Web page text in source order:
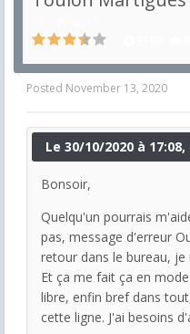
Posted November 13, 2020
Le 30/10/2020 à
Bonsoir,
Quelqu'un pourrais
pas, message d'erreur
retour dans le bureau,
Et ça me fait ça en
libre, enfin bref dans
cette ligne. J'ai besoins